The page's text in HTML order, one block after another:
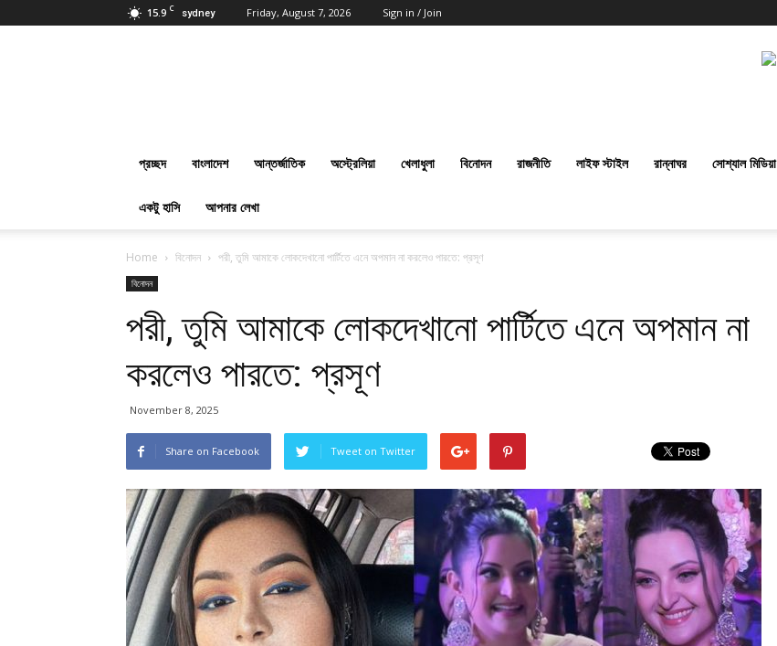
15.9 C sydney Friday, August 7, 2026 Sign in / Join
Bangla
প্রচ্ছদ বাংলাদেশ আন্তর্জাতিক অস্ট্রেলিয়া খেলাধুলা বিনোদন রাজনীতি লাইফ স্টাইল রান্নাঘর সোশ্যাল মিডিয়া
একটু হাসি আপনার লেখা
Home বিনোদন পরী, তুমি আমাকে লোকদেখানো পার্টিতে এনে অপমান না করলেও পারতে: প্রসূণ
বিনোদন
পরী, তুমি আমাকে লোকদেখানো পার্টিতে এনে অপমান না
করলেও পারতে: প্রসূণ
November 8, 2025
Share on Facebook Tweet on Twitter